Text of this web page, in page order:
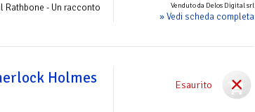
Venduto da Delos Digital srl
» Vedi scheda completa
Rathbone - Un racconto
Esaurito
Holmes